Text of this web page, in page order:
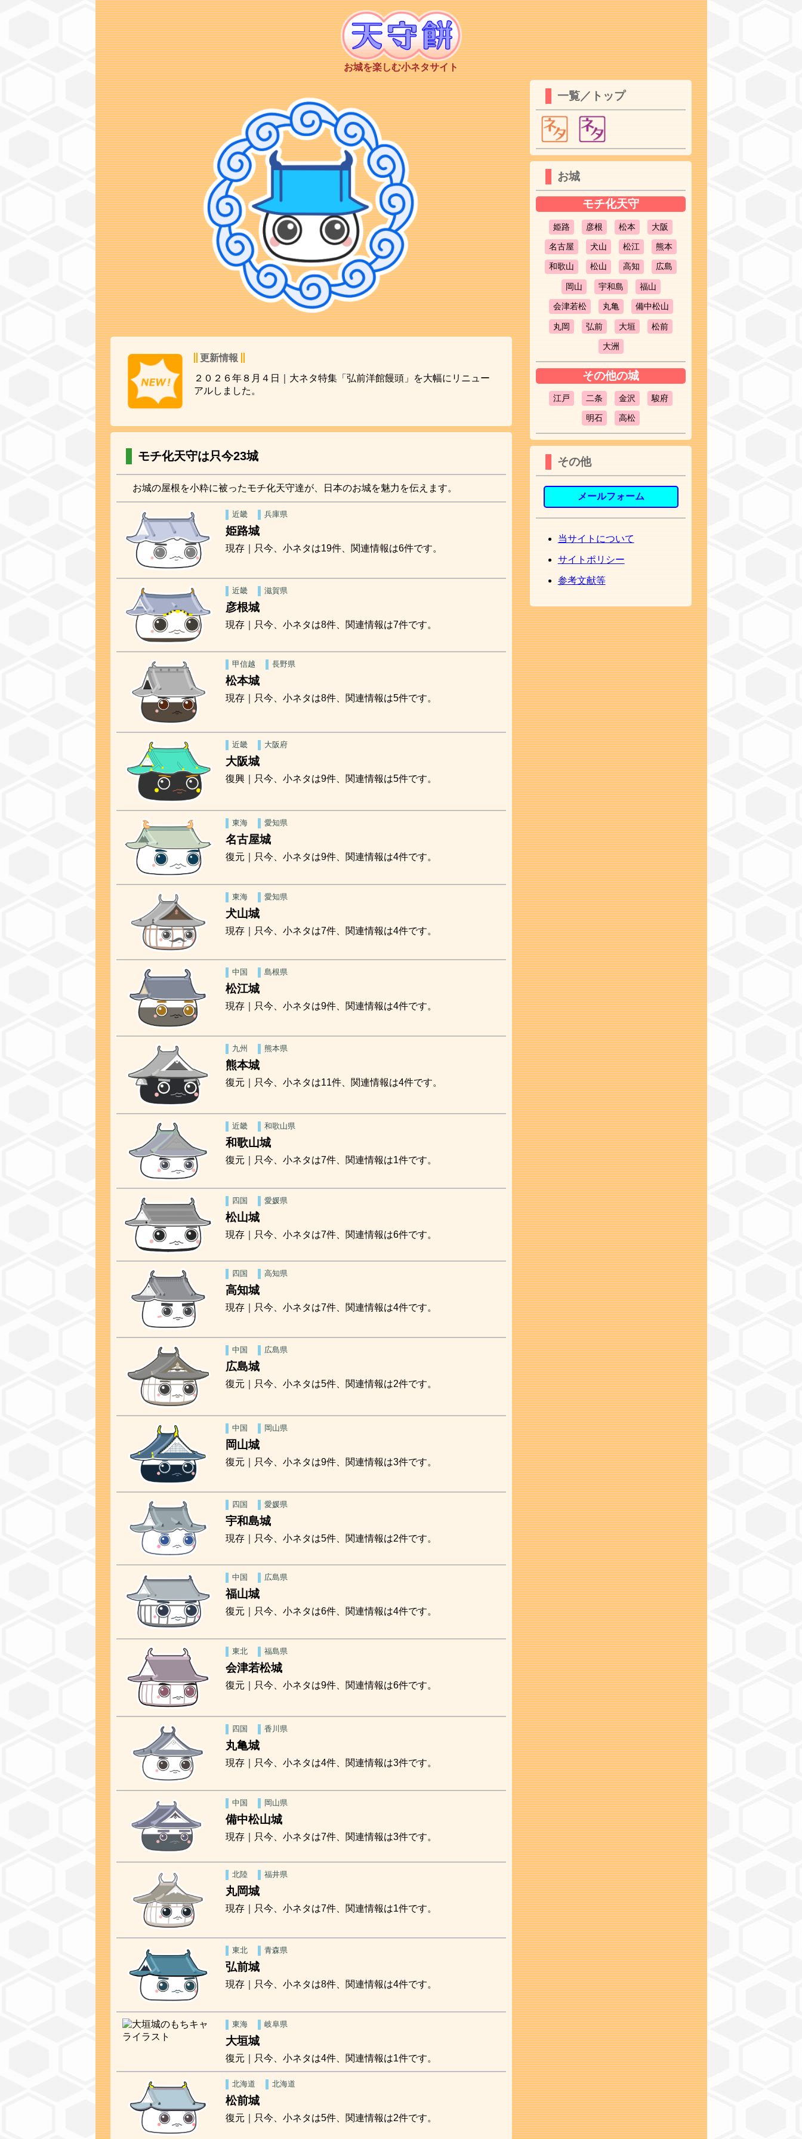
お城を楽しむ小ネタサイト
更新情報
２０２６年８月４日｜大ネタ特集「弘前洋館饅頭」を大幅にリニュー
アルしました。
モチ化天守は只今23城
お城の屋根を小粋に被ったモチ化天守達が、日本のお城を魅力を伝えます。
近畿 兵庫県
姫路城
現存｜只今、小ネタは19件、関連情報は6件です。
近畿 滋賀県
彦根城
現存｜只今、小ネタは8件、関連情報は7件です。
甲信越 長野県
松本城
現存｜只今、小ネタは8件、関連情報は5件です。
近畿 大阪府
大阪城
復興｜只今、小ネタは9件、関連情報は5件です。
東海 愛知県
名古屋城
復元｜只今、小ネタは9件、関連情報は4件です。
東海 愛知県
犬山城
現存｜只今、小ネタは7件、関連情報は4件です。
中国 島根県
松江城
現存｜只今、小ネタは9件、関連情報は4件です。
九州 熊本県
熊本城
復元｜只今、小ネタは11件、関連情報は4件です。
近畿 和歌山県
和歌山城
復元｜只今、小ネタは7件、関連情報は1件です。
四国 愛媛県
松山城
現存｜只今、小ネタは7件、関連情報は6件です。
四国 高知県
高知城
現存｜只今、小ネタは7件、関連情報は4件です。
中国 広島県
広島城
復元｜只今、小ネタは5件、関連情報は2件です。
中国 岡山県
岡山城
復元｜只今、小ネタは9件、関連情報は3件です。
四国 愛媛県
宇和島城
現存｜只今、小ネタは5件、関連情報は2件です。
中国 広島県
福山城
復元｜只今、小ネタは6件、関連情報は4件です。
東北 福島県
会津若松城
復元｜只今、小ネタは9件、関連情報は6件です。
四国 香川県
丸亀城
現存｜只今、小ネタは4件、関連情報は3件です。
中国 岡山県
備中松山城
現存｜只今、小ネタは7件、関連情報は3件です。
北陸 福井県
丸岡城
現存｜只今、小ネタは7件、関連情報は1件です。
東北 青森県
弘前城
現存｜只今、小ネタは8件、関連情報は4件です。
東海 岐阜県
大垣城
復元｜只今、小ネタは4件、関連情報は1件です。
北海道 北海道
松前城
復元｜只今、小ネタは5件、関連情報は2件です。
一覧／トップ
お城
モチ化天守
姫路 彦根 松本 大阪
名古屋 犬山 松江 熊本
和歌山 松山 高知 広島
岡山 宇和島 福山
会津若松 丸亀 備中松山
丸岡 弘前 大垣 松前
大洲
その他の城
江戸 二条 金沢 駿府
明石 高松
その他
メールフォーム
当サイトについて
サイトポリシー
参考文献等